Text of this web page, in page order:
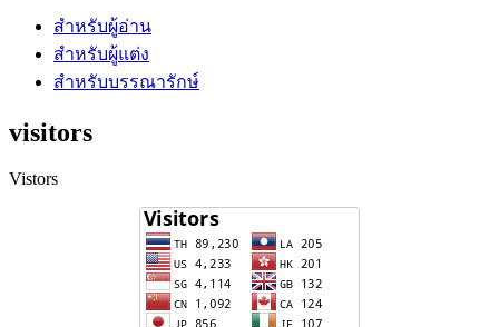
สำหรับผู้อ่าน
สำหรับผู้แต่ง
สำหรับบรรณารักษ์
visitors
Vistors